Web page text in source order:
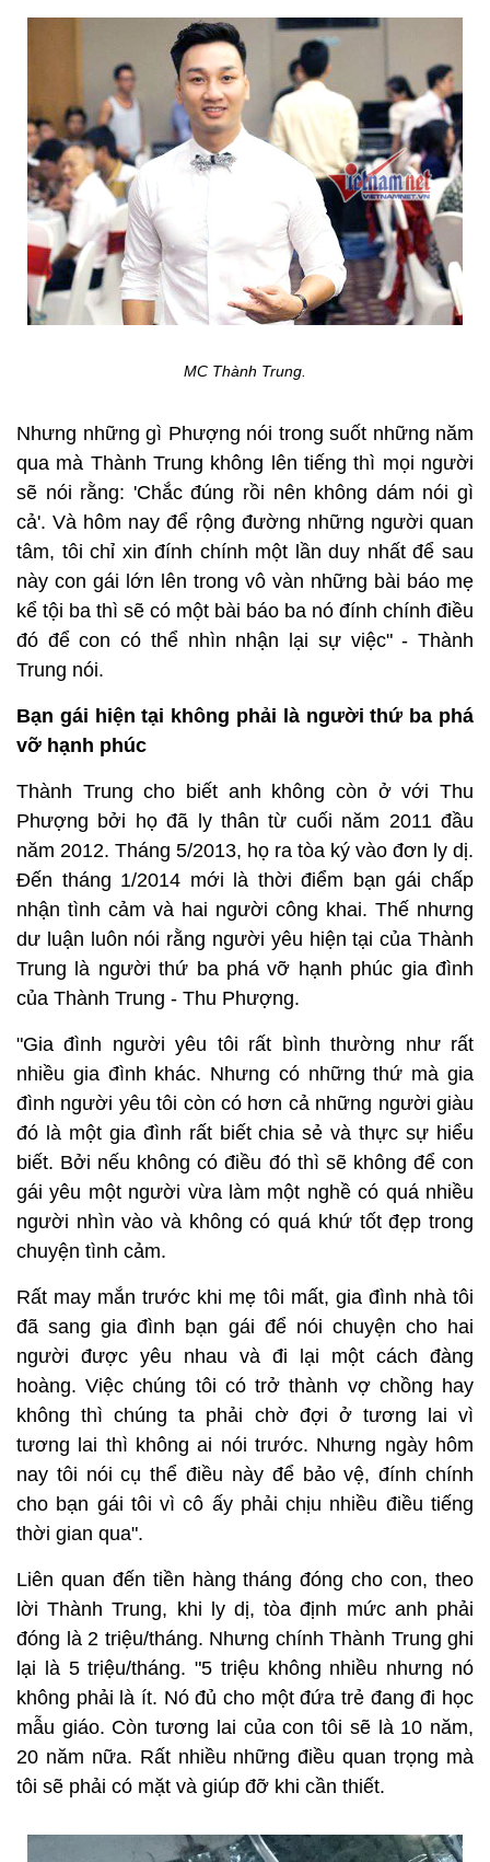
MC Thành Trung.
Nhưng những gì Phượng nói trong suốt những năm
qua mà Thành Trung không lên tiếng thì mọi người
sẽ nói rằng: 'Chắc đúng rồi nên không dám nói gì
cả'. Và hôm nay để rộng đường những người quan
tâm, tôi chỉ xin đính chính một lần duy nhất để sau
này con gái lớn lên trong vô vàn những bài báo mẹ
kể tội ba thì sẽ có một bài báo ba nó đính chính điều
đó để con có thể nhìn nhận lại sự việc" - Thành
Trung nói.
Bạn gái hiện tại không phải là người thứ ba phá
vỡ hạnh phúc
Thành Trung cho biết anh không còn ở với Thu
Phượng bởi họ đã ly thân từ cuối năm 2011 đầu
năm 2012. Tháng 5/2013, họ ra tòa ký vào đơn ly dị.
Đến tháng 1/2014 mới là thời điểm bạn gái chấp
nhận tình cảm và hai người công khai. Thế nhưng
dư luận luôn nói rằng người yêu hiện tại của Thành
Trung là người thứ ba phá vỡ hạnh phúc gia đình
của Thành Trung - Thu Phượng.
"Gia đình người yêu tôi rất bình thường như rất
nhiều gia đình khác. Nhưng có những thứ mà gia
đình người yêu tôi còn có hơn cả những người giàu
đó là một gia đình rất biết chia sẻ và thực sự hiểu
biết. Bởi nếu không có điều đó thì sẽ không để con
gái yêu một người vừa làm một nghề có quá nhiều
người nhìn vào và không có quá khứ tốt đẹp trong
chuyện tình cảm.
Rất may mắn trước khi mẹ tôi mất, gia đình nhà tôi
đã sang gia đình bạn gái để nói chuyện cho hai
người được yêu nhau và đi lại một cách đàng
hoàng. Việc chúng tôi có trở thành vợ chồng hay
không thì chúng ta phải chờ đợi ở tương lai vì
tương lai thì không ai nói trước. Nhưng ngày hôm
nay tôi nói cụ thể điều này để bảo vệ, đính chính
cho bạn gái tôi vì cô ấy phải chịu nhiều điều tiếng
thời gian qua".
Liên quan đến tiền hàng tháng đóng cho con, theo
lời Thành Trung, khi ly dị, tòa định mức anh phải
đóng là 2 triệu/tháng. Nhưng chính Thành Trung ghi
lại là 5 triệu/tháng. "5 triệu không nhiều nhưng nó
không phải là ít. Nó đủ cho một đứa trẻ đang đi học
mẫu giáo. Còn tương lai của con tôi sẽ là 10 năm,
20 năm nữa. Rất nhiều những điều quan trọng mà
tôi sẽ phải có mặt và giúp đỡ khi cần thiết.